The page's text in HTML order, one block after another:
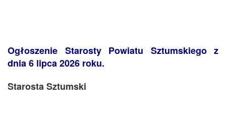
Ogłoszenie Starosty Powiatu Sztumskiego z
dnia 6 lipca 2026 roku.
StarostaSztumski